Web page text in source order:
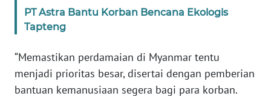
PT Astra Bantu Korban Bencana Ekologis
Tapteng
“Memastikan perdamaian di Myanmar tentu
menjadi prioritas besar, disertai dengan pemberian
bantuan kemanusiaan segera bagi para korban.
WN
SUMUT
WN
JAKARTA